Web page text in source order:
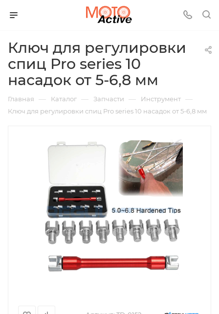
Ключ для регулировки
спиц Pro series 10
насадок от 5-6,8 мм
Главная — Каталог — Запчасти — Инструмент —
Ключ для регулировки спиц Pro series 10 насадок от 5-6,8 мм